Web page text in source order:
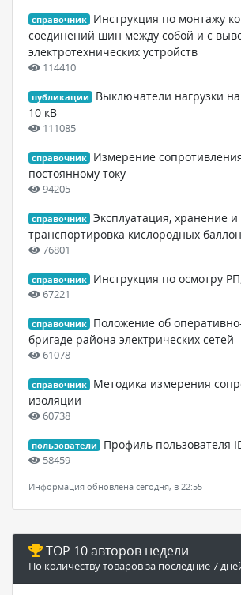
справочник
Инструкция по монтажу
соединений шин между собой и с
электротехнических устройств
114410
публикации
Выключатели нагрузки
10 кВ
111085
справочник
Измерение
постоянному току
94205
справочник Эксплуатация, хранение и
транспортировка кислородных
76801
справочник Инструкция по осмотру
67221
справочник
Положение об
бригаде района электрических сетей
61078
справочник
Методика измерения
изоляции
60738
пользователи Профиль пользователя
58459
Информация обновлена сегодня, в 22:55
TOP 10 авторов недели
По количеству товаров за последние 7